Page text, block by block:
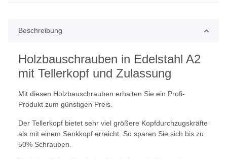
Beschreibung
Holzbauschrauben in Edelstahl A2
mit Tellerkopf und Zulassung
Mit diesen Holzbauschrauben erhalten Sie ein Profi-
Produkt zum günstigen Preis.
Der Tellerkopf bietet sehr viel größere Kopfdurchzugskräfte
als mit einem Senkkopf erreicht. So sparen Sie sich bis zu
50% Schrauben.